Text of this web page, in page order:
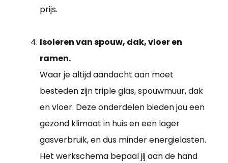
prijs.
Isoleren van spouw, dak, vloer en
ramen.
Waar je altijd aandacht aan moet
besteden zijn triple glas, spouwmuur, dak
en vloer. Deze onderdelen bieden jou een
gezond klimaat in huis en een lager
gasverbruik, en dus minder energielasten.
Het werkschema bepaal jij aan de hand